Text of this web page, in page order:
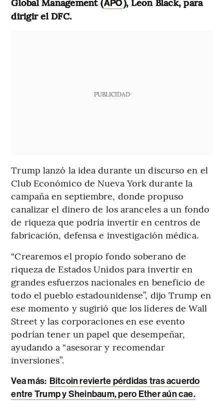
APO
dirigir el DFC.
PUBLICIDAD
Trump lanzó la idea durante un discurso en el
Club Económico de Nueva York durante la
campaña en septiembre, donde propuso
canalizar el dinero de los aranceles a un fondo
de riqueza que podría invertir en centros de
fabricación, defensa e investigación médica.
“Crearemos el propio fondo soberano de
riqueza de Estados Unidos para invertir en
grandes esfuerzos nacionales en beneficio de
todo el pueblo estadounidense”, dijo Trump en
ese momento y sugirió que los líderes de Wall
Street y las corporaciones en ese evento
podrían tener un papel que desempeñar,
ayudando a “asesorar y recomendar
inversiones”.
Vea más: Bitcoin revierte pérdidas tras acuerdo
entre Trump y Sheinbaum, pero Ether aún cae.